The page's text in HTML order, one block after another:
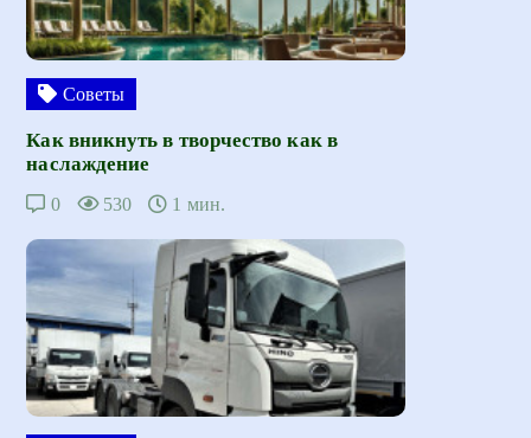
Советы
Как вникнуть в творчество как в
наслаждение
0 530 1 мин.